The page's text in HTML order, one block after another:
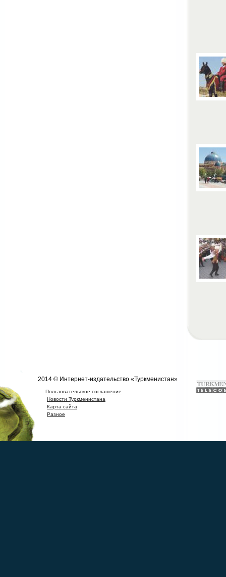
2014 © Интернет-издательство «Туркменистан»
Пользовательское соглашение
Новости Туркменистана
Карта сайта
Разное